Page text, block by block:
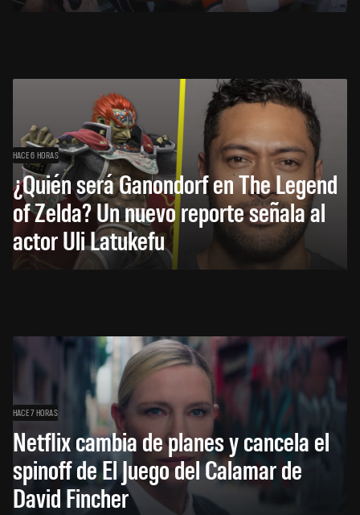
HACE 6 HORAS
¿Quién será Ganondorf en The Legend
of Zelda? Un nuevo reporte señala al
actor Uli Latukefu
HACE 7 HORAS
Netflix cambia de planes y cancela el
spinoff de El Juego del Calamar de
David Fincher